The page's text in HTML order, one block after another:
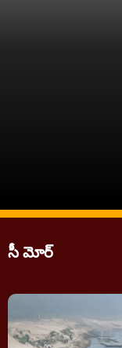
సీ మోర్